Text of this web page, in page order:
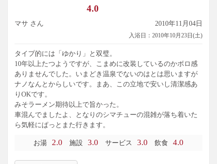
お風呂好きな私は、考えただけでも今からウキウキとして来
ます。
１１月２４日(水)から１２月９日(木)までは、
休館日となるようですので、注意が必要です。
4.0
マサ さん 2010年11月04日
入浴日：2010年10月23日(土)
タイプ的には「ゆかり」と双璧。
10年以上たつようですが、こまめに改装しているのかボロ感
ありませんでした。いまどき温泉でないのはとは思いますが
ナノなんとからしいです。まあ、この立地で安いし清潔感あ
りOKです。
みそラーメン期待以上で旨かった。
車混んでましたよ、となりのシマチューの混雑が落ち着いた
ら気軽にぱっとまた行きます。
お湯 2.0 施設 3.0 サービス 3.0 飲食 4.0